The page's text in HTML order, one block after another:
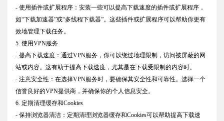
- 使用插件或扩展程序：安装一些可以提高下载速度的插件或扩展程序，
如“下载加速器”或“多线程下载器”。这些插件或扩展程序可以帮助你更有
效地管理下载任务。
5. 使用VPN服务
- 提高下载速度：通过VPN服务，你可以绕过地理限制，访问被屏蔽的网
站或内容。这有助于提高下载速度，尤其是在下载受限制的内容时。
- 注意安全性：在选择VPN服务时，要确保其安全性和可靠性。选择一个
信誉良好的VPN提供商，并确保你的个人信息安全。
6. 定期清理缓存和Cookies
- 保持浏览器清洁：定期清理浏览器缓存和Cookies可以帮助提高下载速